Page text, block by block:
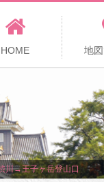
HOME 地
川→王子ヶ岳登山口